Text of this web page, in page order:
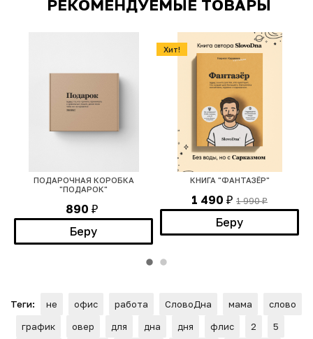
РЕКОМЕНДУЕМЫЕ ТОВАРЫ
ПОДАРОЧНАЯ КОРОБКА
"ПОДАРОК"
890 ₽
Беру
КНИГА "ФАНТАЗЁР"
1 490 ₽ 1 990₽
Беру
Хит!
Теги: не офис работа СловоДна мама
слово
график
овер для дна дня флис 2
5